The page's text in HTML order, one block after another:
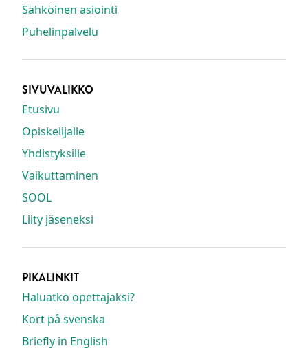
Sähköinen asiointi
Puhelinpalvelu
SIVUVALIKKO
Etusivu
Opiskelijalle
Yhdistyksille
Vaikuttaminen
SOOL
Liity jäseneksi
PIKALINKIT
Haluatko opettajaksi?
Kort på svenska
Briefly in English